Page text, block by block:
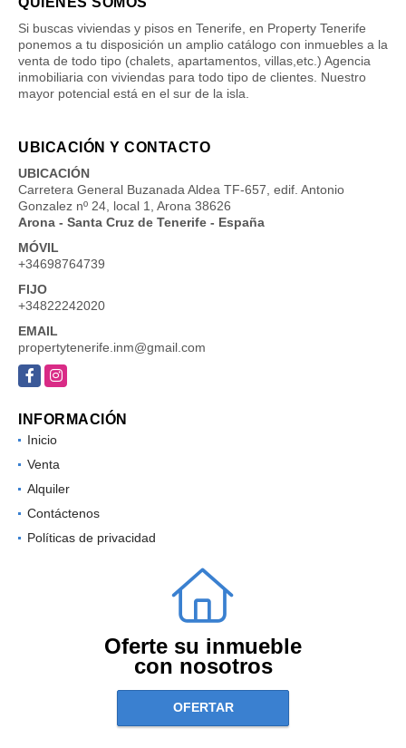
Si buscas viviendas y pisos en Tenerife, en Property Tenerife
ponemos a tu disposición un amplio catálogo con inmuebles a la
venta de todo tipo (chalets, apartamentos, villas,etc.) Agencia
inmobiliaria con viviendas para todo tipo de clientes. Nuestro
mayor potencial está en el sur de la isla.
UBICACIÓN Y CONTACTO
UBICACIÓN
Carretera General Buzanada Aldea TF-657, edif. Antonio
Gonzalez nº 24, local 1, Arona 38626
Arona - Santa Cruz de Tenerife - España
MÓVIL
+34698764739
FIJO
+34822242020
EMAIL
propertytenerife.inm@gmail.com
FacebookInstagram
INFORMACIÓN
Inicio
Venta
Alquiler
Contáctenos
Políticas de privacidad
Oferte su inmueble
con nosotros
OFERTAR